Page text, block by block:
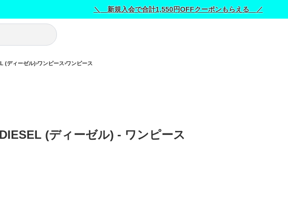
＼ 新規入会で合計1,550円OFFクーポンもらえる ／
(ディーゼル) ワンピース ワンピース
DIESEL (ディーゼル) - ワンピース